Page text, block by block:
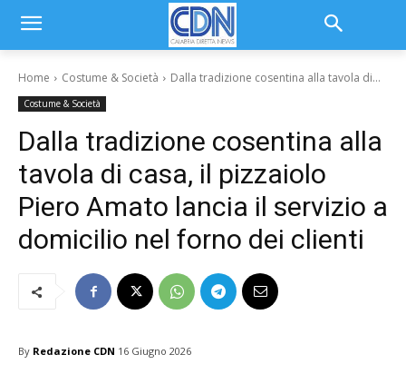
Home Costume & Società Dalla tradizione cosentina alla tavola di...
Costume & Società
Dalla tradizione cosentina alla
tavola di casa, il pizzaiolo
Piero Amato lancia il servizio a
domicilio nel forno dei clienti
By Redazione CDN 16 Giugno 2026